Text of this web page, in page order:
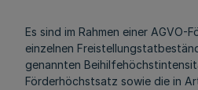
Es sind im Rahmen einer AGVO-
einzelnen
genannten
Förderhöchstsatz sowie die in